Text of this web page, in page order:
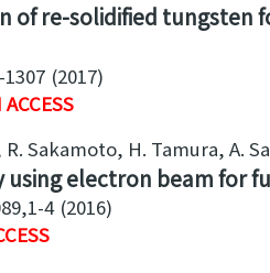
of re-solidified tungsten
1307 2017
Sakamoto, H. Tamura, A.
using electron beam for
4 2016